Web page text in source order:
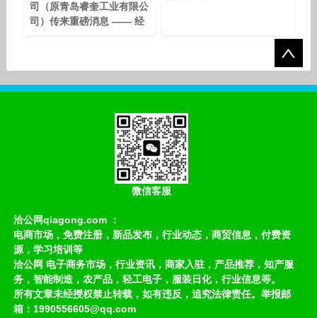
司（原青岛睿奎工业有限公
司）传来重磅消息 —— 经
值得一提的是，早在 2023
名网达成过域名交易合作，
成功收购rexi.com.cn，此
次rexi.com的纳入，标志
着双方信任合作的深化，也
形成了品牌域名体系的完整
微信客服
洽公网qiagong.com ：
电商市场，免费注册，新品发布，行业动态，商贸信息，付费资
源，学习培训等
洽公网 电子商务市场，行业资讯，商家入驻，产品推荐，知产服
务，智能制造，农产品，轻工电子，服装日化，行业信息等。
所有文章未经授权禁止转载，如有违反，追究法律责任。举报邮
箱：1990556605@qq.com